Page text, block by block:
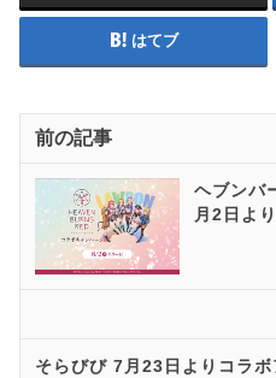
はてブ
前の記事
ヘブンバ
月2日よ
そらびび 7月23日よりコラ